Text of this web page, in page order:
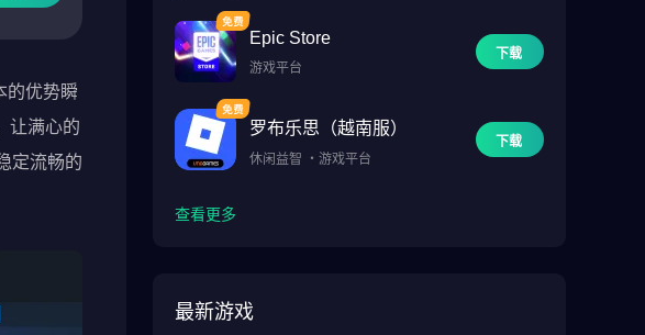
的优势瞬
让满心的
定流畅的
Epic Store
游戏平台
下载
罗布乐思（越南服）
休闲益智 ・ 游戏平台
下载
查看更多
最新游戏